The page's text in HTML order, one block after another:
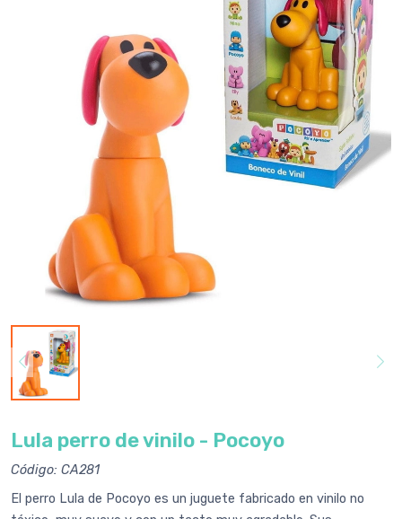
Lula perro de vinilo - Pocoyo
Código: CA281
El perro Lula de Pocoyo es un juguete fabricado en vinilo no